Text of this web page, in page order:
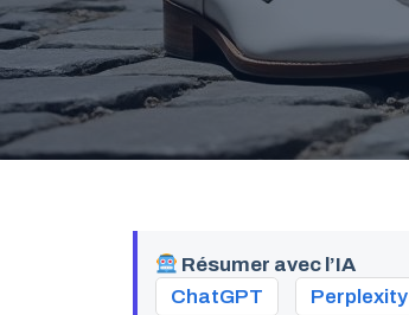
Résumer avec l’IA
ChatGPT
Perplexity